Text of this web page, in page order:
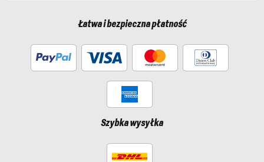
Łatwa i bezpieczna płatność
Szybka wysyłka